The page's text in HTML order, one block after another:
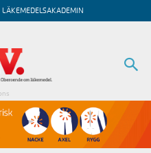
LÄKEMEDELSAKADEMIN